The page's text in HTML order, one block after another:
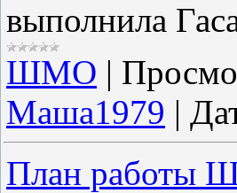
выполнила
ШМО |
Маша1979 |
План работы